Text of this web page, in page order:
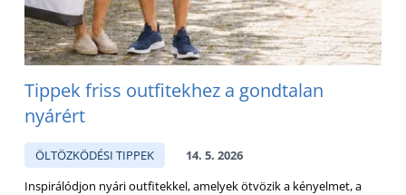
Tippek friss outfitekhez a gondtalan
nyárért
ÖLTÖZKÖDÉSI TIPPEK
14. 5. 2026
Inspirálódjon nyári outfitekkel, amelyek ötvözik a kényelmet, a